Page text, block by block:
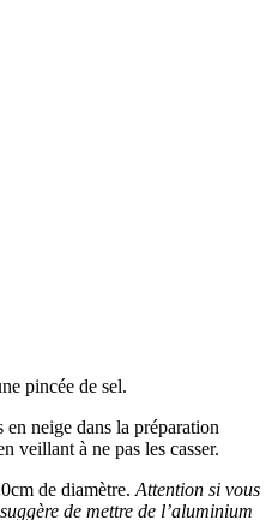
pincée de sel.
en neige dans la préparation
veillant à ne pas les casser.
de diamètre. Attention si vous
de mettre de l’aluminium